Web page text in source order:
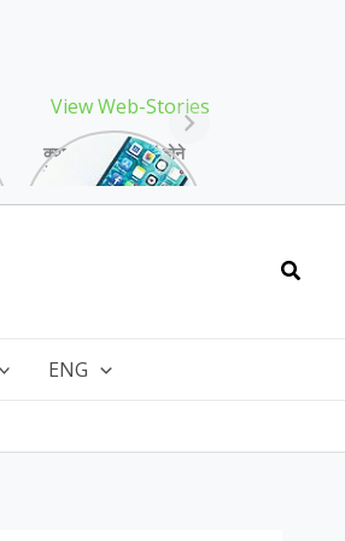
View Web-Stories
क्या storage full होने
के बाद मोबाइल हो रहा है
ENG